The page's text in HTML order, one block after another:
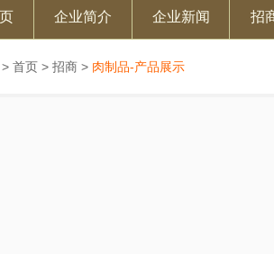
企业简介 企业新闻 招
首页 > 招商 > 肉制品-产品展示